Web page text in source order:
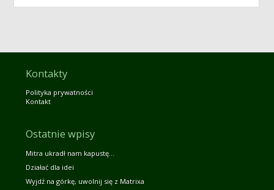
Kontakty
Polityka prywatności
Kontakt
Ostatnie wpisy
Mitra ukradł nam kapustę…
Działać dla idei
Wyjdź na górkę, uwolnij się z Matrixa